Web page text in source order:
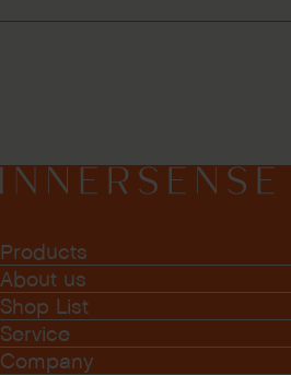
Products
About us
Shop List
Service
Company